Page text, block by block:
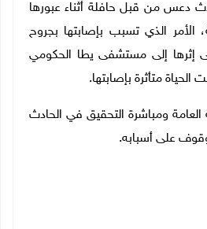
دعس من قبل حافلة أثناء عبورها
الأمر الذي تسبب بإصابتها بجروح
إثرها إلى مستشفى يطا الحكومي
الحياة متأثرة بإصابتها.
العامة ومباشرة التحقيق في الحادث
على أسبابه.